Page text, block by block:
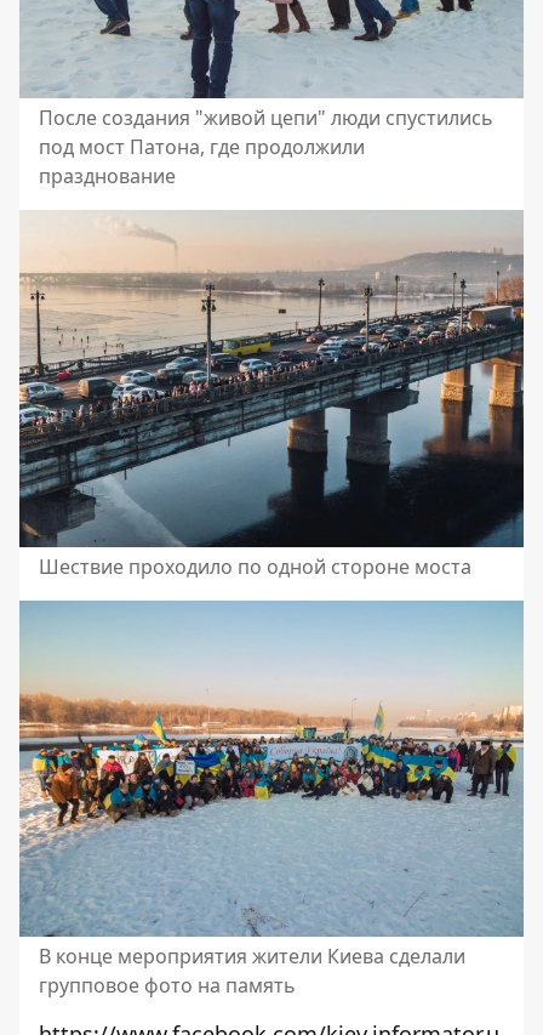
После создания "живой цепи" люди спустились
под мост Патона, где продолжили
празднование
Шествие проходило по одной стороне моста
В конце мероприятия жители Киева сделали
групповое фото на память